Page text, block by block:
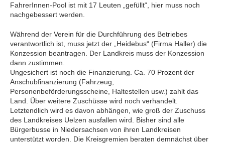
FahrerInnen-Pool ist mit 17 Leuten „gefüllt“, hier muss noch
nachgebessert werden.
Während der Verein für die Durchführung des Betriebes
verantwortlich ist, muss jetzt der „Heidebus“ (Firma Haller) die
Konzession beantragen. Der Landkreis muss der Konzession
dann zustimmen.
Ungesichert ist noch die Finanzierung. Ca. 70 Prozent der
Anschubfinanzierung (Fahrzeug,
Personenbeförderungsscheine, Haltestellen usw.) zahlt das
Land. Über weitere Zuschüsse wird noch verhandelt.
Letztendlich wird es davon abhängen, wie groß der Zuschuss
des Landkreises Uelzen ausfallen wird. Bisher sind alle
Bürgerbusse in Niedersachsen von ihren Landkreisen
unterstützt worden. Die Kreisgremien beraten demnächst über